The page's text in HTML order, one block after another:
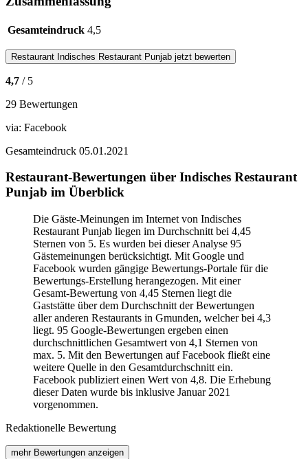
Gesamteindruck 4,5
Restaurant Indisches Restaurant Punjab jetzt bewerten
4,7 / 5
29 Bewertungen
via: Facebook
Gesamteindruck 05.01.2021
Restaurant-Bewertungen über Indisches Restaurant
Punjab im Überblick
Die Gäste-Meinungen im Internet von Indisches
Restaurant Punjab liegen im Durchschnitt bei 4,45
Sternen von 5. Es wurden bei dieser Analyse 95
Gästemeinungen berücksichtigt. Mit Google und
Facebook wurden gängige Bewertungs-Portale für die
Bewertungs-Erstellung herangezogen. Mit einer
Gesamt-Bewertung von 4,45 Sternen liegt die
Gaststätte über dem Durchschnitt der Bewertungen
aller anderen Restaurants in Gmunden, welcher bei 4,3
liegt. 95 Google-Bewertungen ergeben einen
durchschnittlichen Gesamtwert von 4,1 Sternen von
max. 5. Mit den Bewertungen auf Facebook fließt eine
weitere Quelle in den Gesamtdurchschnitt ein.
Facebook publiziert einen Wert von 4,8. Die Erhebung
dieser Daten wurde bis inklusive Januar 2021
vorgenommen.
Redaktionelle Bewertung
mehr Bewertungen anzeigen